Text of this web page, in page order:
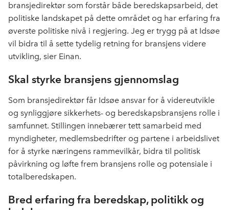
bransjedirektør som forstår både beredskapsarbeid, det
politiske landskapet på dette området og har erfaring fra
øverste politiske nivå i regjering. Jeg er trygg på at Idsøe
vil bidra til å sette tydelig retning for bransjens videre
utvikling, sier Einan.
Skal styrke bransjens gjennomslag
Som bransjedirektør får Idsøe ansvar for å videreutvikle
og synliggjøre sikkerhets- og beredskapsbransjens rolle i
samfunnet. Stillingen innebærer tett samarbeid med
myndigheter, medlemsbedrifter og partene i arbeidslivet
for å styrke næringens rammevilkår, bidra til politisk
påvirkning og løfte frem bransjens rolle og potensiale i
totalberedskapen.
Bred erfaring fra beredskap, politikk og